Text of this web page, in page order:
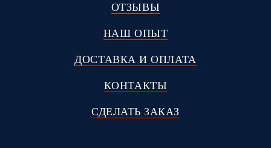
ОТЗЫВЫ
НАШ ОПЫТ
ДОСТАВКА И ОПЛАТА
КОНТАКТЫ
СДЕЛАТЬ ЗАКАЗ